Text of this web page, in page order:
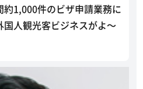
1,000件のビザ申請業務に
人観光客ビジネスがよ～